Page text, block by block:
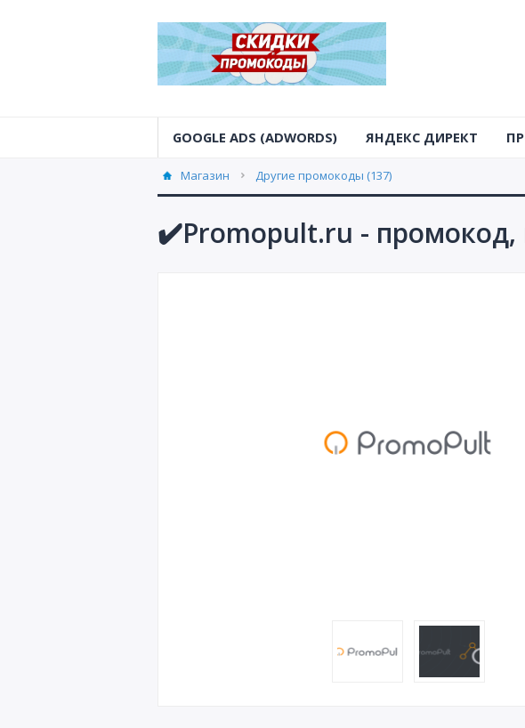
GOOGLE ADS (ADWORDS) ЯНДЕКС ДИРЕКТ
Магазин Другие промокоды (137)
✔️Promopult.ru - промокод,